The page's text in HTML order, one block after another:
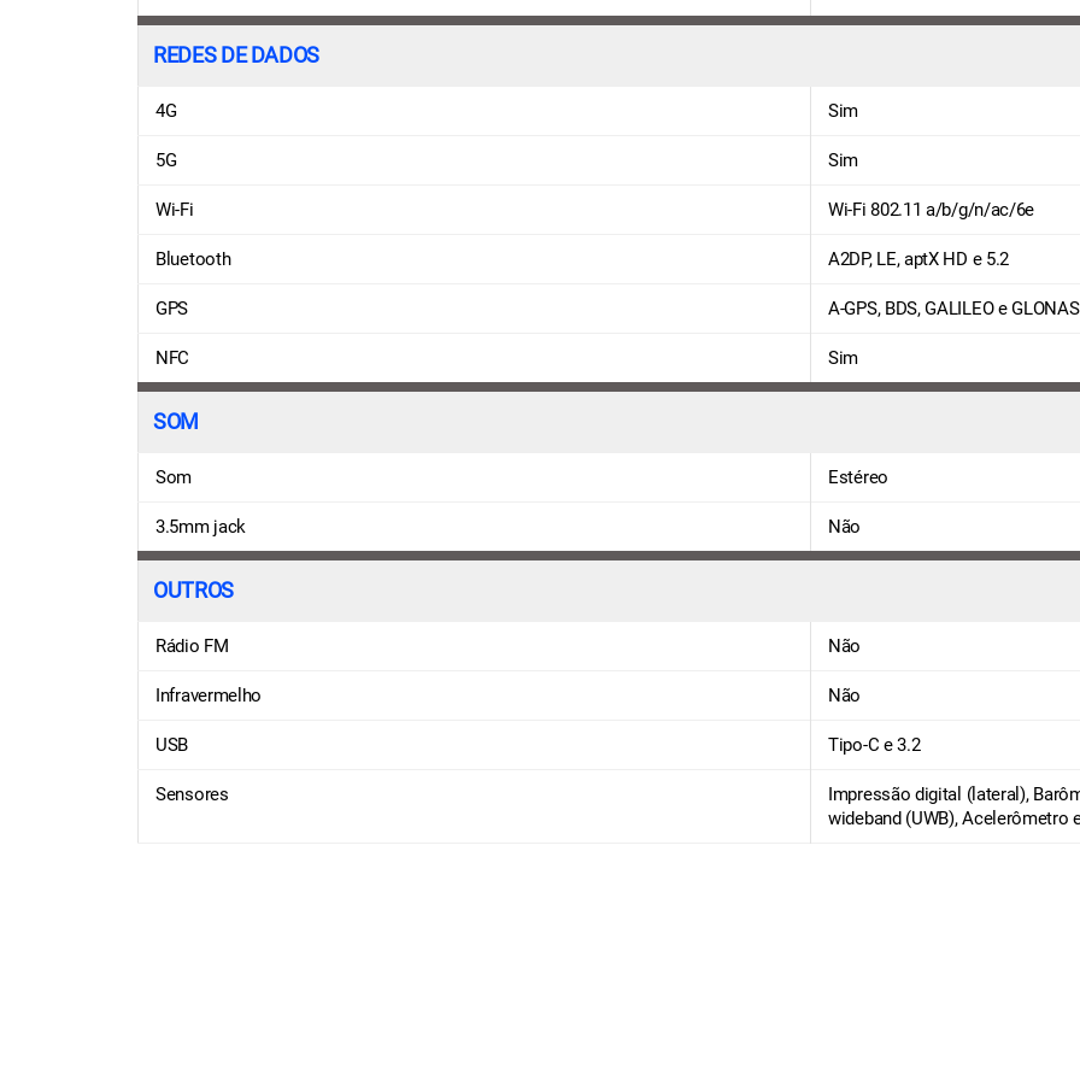
REDES DE DADOS
4G Sim
5G Sim
Wi-Fi Wi-Fi 802.11 a/b/g/n/ac/6e
Bluetooth A2DP, LE, aptX HD e 5.2
GPS A-GPS, BDS, GALILEO e
NFC Sim
SOM
Som Estéreo
3.5mm jack Não
OUTROS
Rádio FM Não
Infravermelho Não
USB Tipo-C e 3.2
Sensores
Impressão digital (lateral),
wideband (UWB), Acelerômetro